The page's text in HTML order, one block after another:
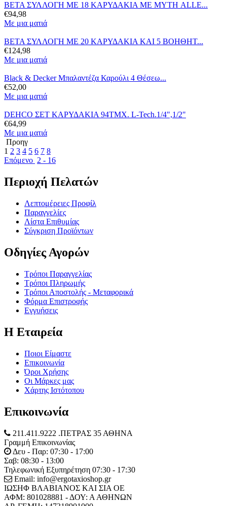
BETA ΣΥΛΛΟΓΗ ΜΕ 18 ΚΑΡΥΔΑΚΙΑ ΜΕ ΜΥΤΗ ALLE...
€94,98
Με μια ματιά
BETA ΣΥΛΛΟΓΗ ΜΕ 20 ΚΑΡΥΔΑΚΙΑ ΚΑΙ 5 ΒΟΗΘΗΤ...
€124,98
Με μια ματιά
Black & Decker Μπαλαντέζα Καρούλι 4 Θέσεω...
€52,00
Με μια ματιά
DEHCO ΣΕΤ ΚΑΡΥΔΑΚΙΑ 94ΤΜΧ. L-Tech.1/4",1/2"
€64,99
Με μια ματιά
Προηγ
1 2 3 4 5 6 7 8
Επόμενο 2 - 16
Περιοχή Πελατών
Λεπτομέρειες Προφίλ
Παραγγελίες
Λίστα Επιθυμίας
Σύγκριση Προϊόντων
Οδηγίες Αγορών
Τρόποι Παραγγελίας
Τρόποι Πληρωμής
Τρόποι Αποστολής - Μεταφορικά
Φόρμα Επιστροφής
Εγγυήσεις
Η Εταιρεία
Ποιοι Είμαστε
Επικοινωνία
Όροι Χρήσης
Οι Μάρκες μας
Χάρτης Ιστότοπου
Επικοινωνία
211.411.9222 .ΠΕΤΡΑΣ 35 ΑΘΗΝΑ
Γραμμή Επικοινωνίας
Δευ - Παρ: 07:30 - 17:00
Σαβ: 08:30 - 13:00
Τηλεφωνική Εξυπηρέτηση 07:30 - 17:30
Email: info@ergotaxioshop.gr
ΙΩΣΗΦ ΒΛΑΒΙΑΝΟΣ ΚΑΙ ΣΙΑ ΟΕ
ΑΦΜ: 801028881 - ΔΟΥ: Α ΑΘΗΝΩΝ